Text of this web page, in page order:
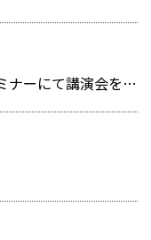
「EGFアワード2018」キックオフセミナーにて講演会を開催！